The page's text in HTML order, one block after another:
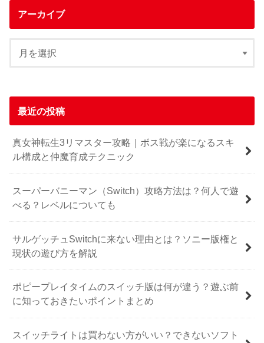
アーカイブ
最近の投稿
真女神転生3リマスター攻略｜ボス戦が楽になるスキ
ル構成と仲魔育成テクニック
スーパーバニーマン（Switch）攻略方法は？何人で遊
べる？レベルについても
サルゲッチュSwitchに来ない理由とは？ソニー版権と
現状の遊び方を解説
ポピープレイタイムのスイッチ版は何が違う？遊ぶ前
に知っておきたいポイントまとめ
スイッチライトは買わない方がいい？できないソフト